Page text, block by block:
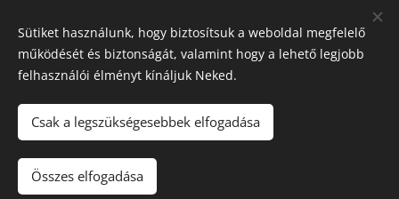
A blogban megjelenő tartalomra (receptek, írások, fotók, stb.)
a szerzői jogról szóló 2016. évi XCIII. törvény
vonatkozik.Kérem, hogy felhasználásához kérjen engedélyt!
Sütiket használunk, hogy biztosítsuk a weboldal megfelelő
működését és biztonságát, valamint hogy a lehető legjobb
felhasználói élményt kínáljuk Neked.
Csak a legszükségesebbek elfogadása
Összes elfogadása